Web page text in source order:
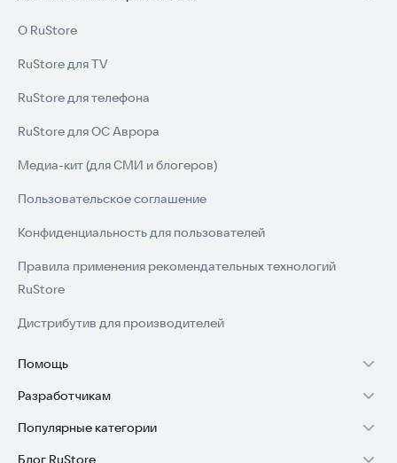
О RuStore
RuStore для TV
RuStore для телефона
RuStore для ОС Аврора
Медиа-кит (для СМИ и блогеров)
Пользовательское соглашение
Конфиденциальность для пользователей
Правила применения рекомендательных технологий
RuStore
Дистрибутив для производителей
Помощь
Установка RuStore на TV
Установка RuStore на телефон
Разработчикам
Зарабатывать с RuStore
Популярные категории
Блог RuStore